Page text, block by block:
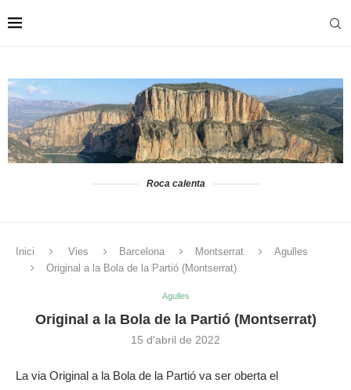
Roca calenta
Inici Vies Barcelona Montserrat
Agulles
Original a la Bola de la Partió (Montserrat)
Agulles
Original a la Bola de la Partió (Montserrat)
15 d'abril de 2022
La via Original a la Bola de la Partió va ser oberta el